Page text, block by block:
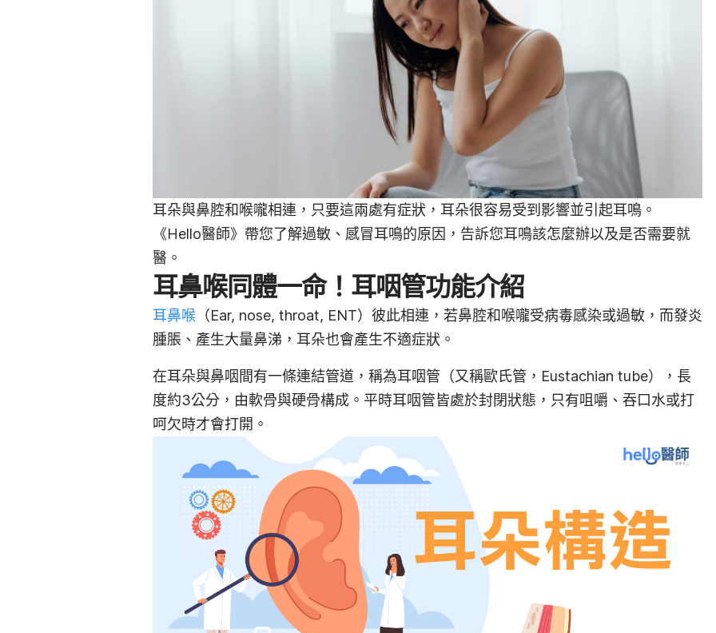
耳朵與鼻腔和喉嚨相連，只要這兩處有症狀，耳朵很容易受到影響並引起耳鳴。
《Hello醫師》帶您了解過敏、感冒耳鳴的原因，告訴您耳鳴該怎麼辦以及是否需要就
醫。
耳鼻喉同體一命！耳咽管功能介紹
耳鼻喉 （Ear, nose, throat, ENT）彼此相連，若鼻腔和喉嚨受病毒感染或過敏，而發炎
腫脹、產生大量鼻涕，耳朵也會產生不適症狀。
在耳朵與鼻咽間有一條連結管道，稱為耳咽管（又稱歐氏管，Eustachian tube），長
度約3公分，由軟骨與硬骨構成。平時耳咽管皆處於封閉狀態，只有咀嚼、吞口水或打
呵欠時才會打開。